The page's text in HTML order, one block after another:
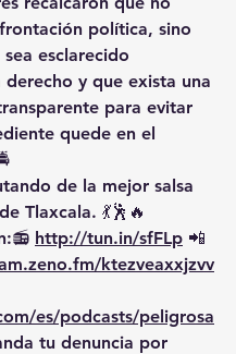
política, sino
esclarecido
y que exista una
para evitar
quede en el
de la mejor salsa
Tlaxcala. 💃🕺🔥
http://tun.in/sfFLp 📲
ktezveaxxjzvv
es/podcasts/peligrosa
tu denuncia por